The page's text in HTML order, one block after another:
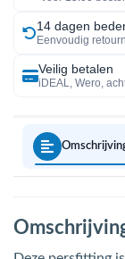
14 dagen
Eenvoudig
Veilig betalen
iDEAL, Wero,